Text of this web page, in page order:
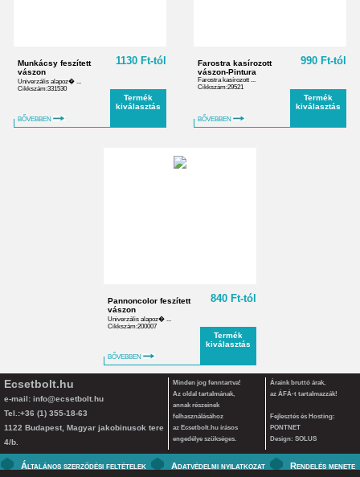
Munkácsy feszített
vászon
Univerzális alapoz� ...
Cikkszám:331530
BŐVEBBEN
1130 Ft-tól
Termék
kiválasztás
Farostra kasírozott
vászon-Pintura
Farostra kasírozott ...
Cikkszám:29521
BŐVEBBEN
990 Ft-tól
Termék
kiválasztás
Pannoncolor feszített
vászon
Univerzális alapoz� ...
Cikkszám:200007
BŐVEBBEN
840 Ft-tól
Termék
kiválasztás
Ecsetbolt.hu
e-mail: info@ecsetbolt.hu
Tel.:+36 (1) 355-18-63
1122 Budapest, Magyar jakobinusok tere
4/b.
Minden jog fenntartva!
Az oldal tartalmának,
annak részeinek
felhasználásához
az Ecsetbolt.hu írásos
engedélye szükséges.
Áraink bruttó árak,
az ÁFÁ-t tartalmazzák!
Fejlesztés és Hosting:
PONTNET
Design: SOLUS
Általános szerződési feltételek Adatvédelmi nyilatkozat Rendelés menete